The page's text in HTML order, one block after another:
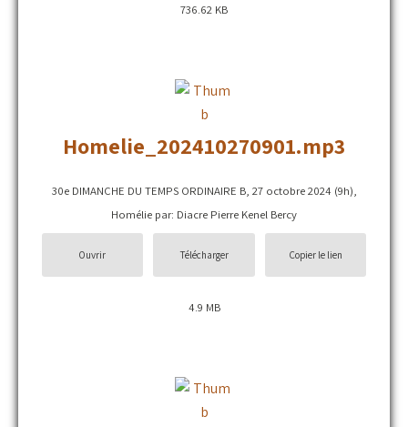
736.62 KB
Homelie_202410270901.mp3
30e DIMANCHE DU TEMPS ORDINAIRE B, 27 octobre 2024 (9h),
Homélie par: Diacre Pierre Kenel Bercy
Ouvrir Télécharger Copier le lien
4.9 MB